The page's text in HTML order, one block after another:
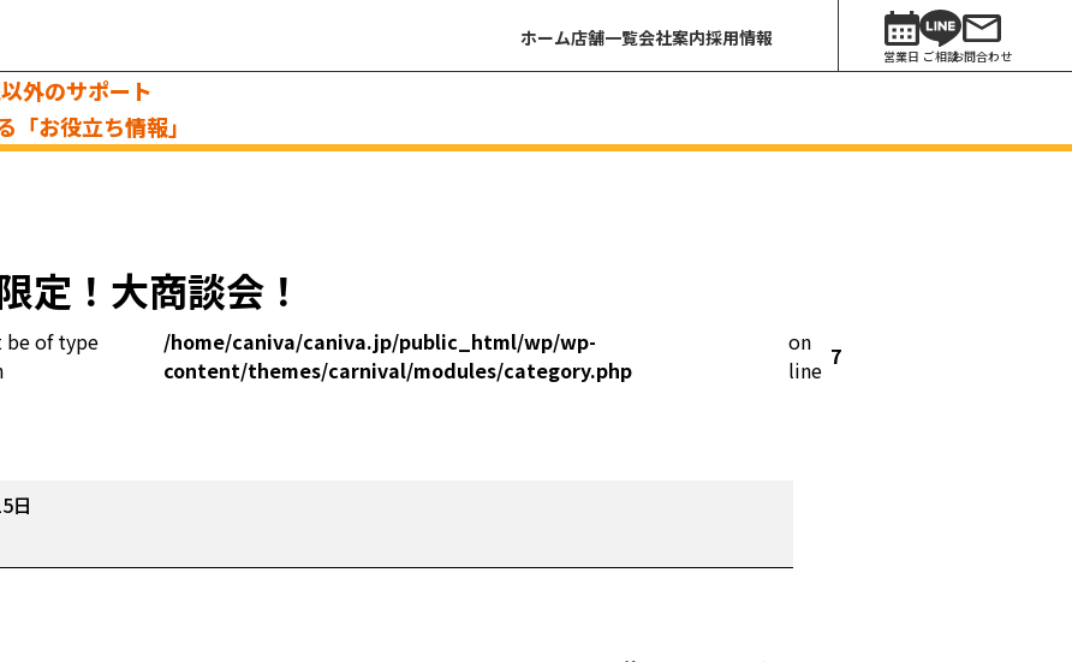
ホーム店舗一覧会社案内採用情報
営業日 ご相談お問合わせ
外のサポート
「お役立ち情報」
！大商談会！
be of type
/home/caniva/caniva.jp/public_html/wp/wp-
content/themes/carnival/modules/category.php
on
line 7
日